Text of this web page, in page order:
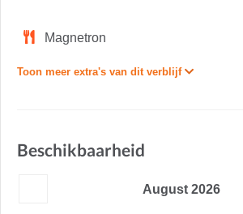
Magnetron
Toon meer extra's van dit verblijf
Beschikbaarheid
August 2026